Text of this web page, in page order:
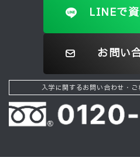
LINEで
お問い
入学に関するお問い合わせ・